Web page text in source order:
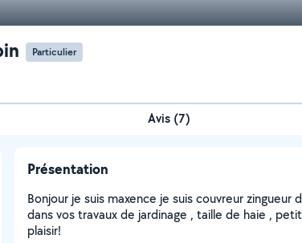
Particulier
Avis (7)
Présentation
Bonjour je suis maxence je suis couvreur
dans vos travaux de jardinage , taille de haie ,
plaisir!